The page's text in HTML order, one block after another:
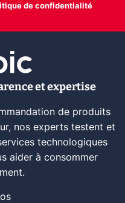
de confidentialité
et expertise
de produits
nos experts testent et
technologiques
aider à consommer